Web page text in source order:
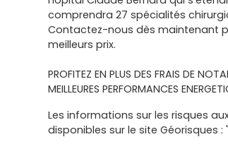
comprendra 27 spécialités
Contactez-nous dès maintenant
meilleurs prix.
PROFITEZ EN PLUS DES FRAIS DE
MEILLEURES PERFORMANCES
Les informations sur les risques
disponibles sur le site Géorisques